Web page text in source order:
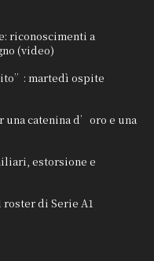
riconoscimenti a
(video)
martedì ospite
una catenina d’oro e una
estorsione e
roster di Serie A1